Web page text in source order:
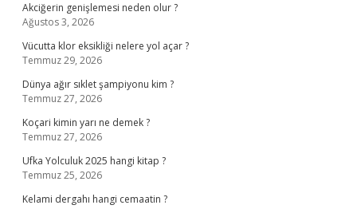
Akciğerin genişlemesi neden olur ?
Ağustos 3, 2026
Vücutta klor eksikliği nelere yol açar ?
Temmuz 29, 2026
Dünya ağır sıklet şampiyonu kim ?
Temmuz 27, 2026
Koçari kimin yarı ne demek ?
Temmuz 27, 2026
Ufka Yolculuk 2025 hangi kitap ?
Temmuz 25, 2026
Kelami dergahı hangi cemaatin ?